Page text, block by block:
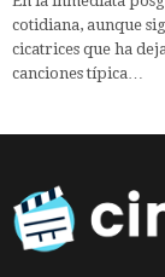
cotidiana, aunque
cicatrices que ha
canciones típica…